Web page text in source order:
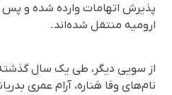
ارومیه منتقل شده‌اند.
نام‌های وفا هَناره، آرام عمری